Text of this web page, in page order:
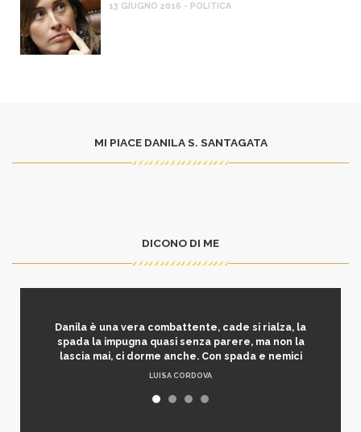
13 GIUGNO 2016 - POLITICA
MI PIACE DANILA S. SANTAGATA
DICONO DI ME
Danila è una vera combattente, cade si rialza, la
spada la impugna quasi senza parere, ma non la
lascia mai, ci dorme anche. Con spada e nemici
LUISA CORDOVA